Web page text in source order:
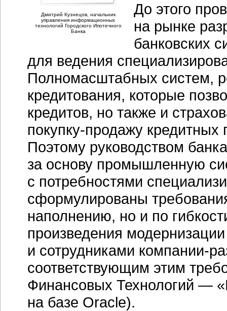
Дмитрий Кузнецов, начальник
управления информационных
технологий Городского Ипотечного
Банка
До этого
на рынке
банковских
для ведения
Полномасштабных систем,
кредитования, которые
кредитов, но также и
покупку-продажу кредитных
Поэтому руководством
за основу промышленную
с потребностями
сформулированы
наполнению, но и по
произведения
и сотрудниками компании-
соответствующим этим
Финансовых Технологий —
на базе Oracle).